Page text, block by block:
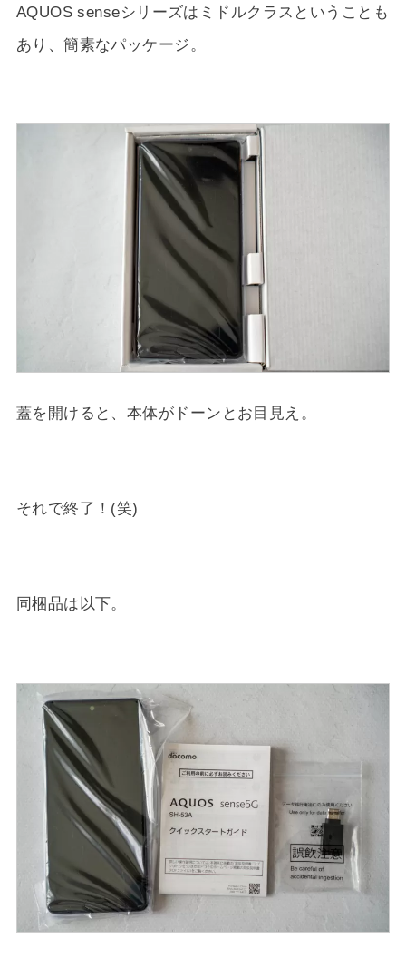
AQUOS senseシリーズはミドルクラスということも
あり、簡素なパッケージ。
蓋を開けると、本体がドーンとお目見え。
それで終了！(笑)
同梱品は以下。